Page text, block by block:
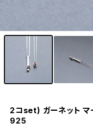
2コset) ガーネット マ
925